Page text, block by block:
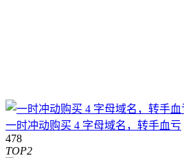
一时冲动购买 4 字母域名，转手血亏
478
TOP2